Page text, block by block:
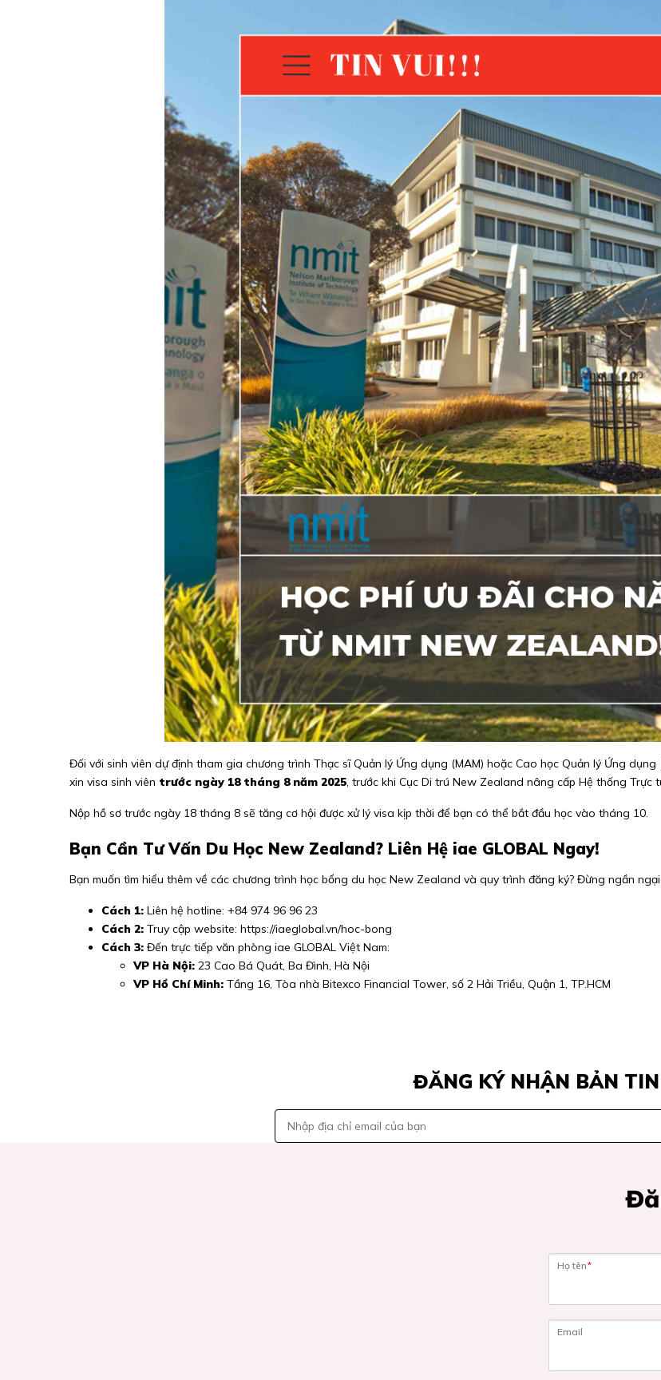
Đối với sinh viên dự định tham gia chương trình Thạc sĩ Quản lý Ứng dụng (MAM) hoặc Cao học Quản lý Ứng
xin visa sinh viên trước ngày 18 tháng 8 năm 2025, trước khi Cục Di trú New Zealand nâng cấp Hệ thống Trực
Nộp hồ sơ trước ngày 18 tháng 8 sẽ tăng cơ hội được xử lý visa kịp thời để bạn có thể bắt đầu học vào tháng 10.
Bạn Cần Tư Vấn Du Học New Zealand? Liên Hệ iae GLOBAL Ngay!
Bạn muốn tìm hiểu thêm về các chương trình học bổng du học New Zealand và quy trình đăng ký? Đừng ngần
Cách 1: Liên hệ hotline: +84 974 96 96 23
Cách 2: Truy cập website: https://iaeglobal.vn/hoc-bong
Cách 3: Đến trực tiếp văn phòng iae GLOBAL Việt Nam:
VP Hà Nội: 23 Cao Bá Quát, Ba Đình, Hà Nội
VP Hồ Chí Minh: Tầng 16, Tòa nhà Bitexco Financial Tower, số 2 Hải Triều, Quận 1, TP.HCM
ĐĂNG KÝ NHẬN BẢN TIN
Họ tên*
Email